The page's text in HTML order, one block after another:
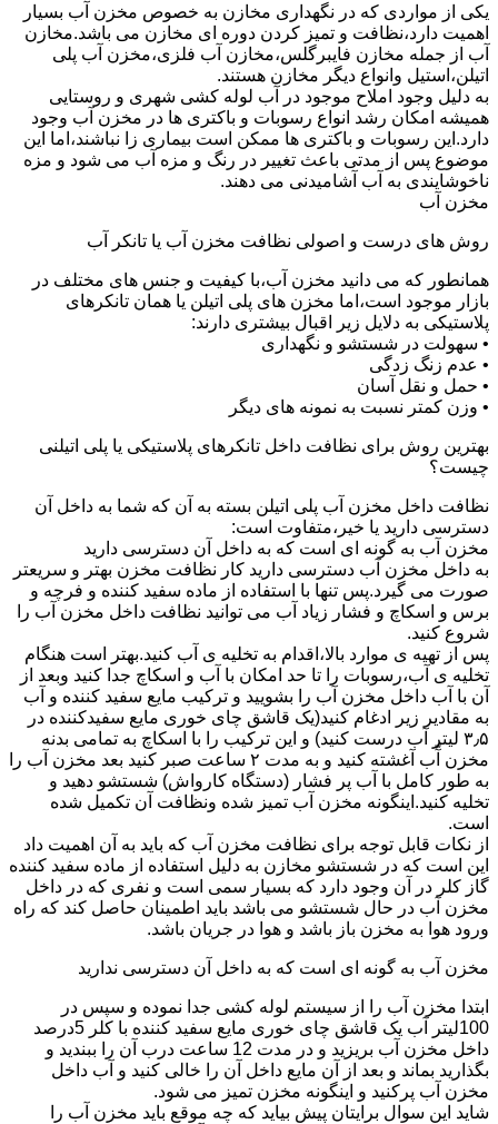
یکی از مواردی که در نگهداری مخازن به خصوص مخزن آب بسیار
اهمیت دارد،نظافت و تمیز کردن دوره ای مخازن می باشد.مخازن
آب از جمله مخازن فایبرگلس،مخازن آب فلزی،مخزن آب پلی
اتیلن،استیل وانواع دیگر مخازن هستند.
به دلیل وجود املاح موجود در آب لوله کشی شهری و روستایی
همیشه امکان رشد انواع رسوبات و باکتری ها در مخزن آب وجود
دارد.این رسوبات و باکتری ها ممکن است بیماری زا نباشند،اما این
موضوع پس از مدتی باعث تغییر در رنگ و مزه آب می شود و مزه
ناخوشایندی به آب آشامیدنی می دهند.
مخزن آب
روش های درست و اصولی نظافت مخزن آب یا تانکر آب
همانطور که می دانید مخزن آب،با کیفیت و جنس های مختلف در
بازار موجود است،اما مخزن های پلی اتیلن یا همان تانکرهای
پلاستیکی به دلایل زیر اقبال بیشتری دارند:
• سهولت در شستشو و نگهداری
• عدم زنگ زدگی
• حمل و نقل آسان
• وزن کمتر نسبت به نمونه های دیگر
بهترین روش برای نظافت داخل تانکرهای پلاستیکی یا پلی اتیلنی
چیست؟
نظافت داخل مخزن آب پلی اتیلن بسته به آن که شما به داخل آن
دسترسی دارید یا خیر،متفاوت است:
مخزن آب به گونه ای است که به داخل آن دسترسی دارید
به داخل مخزن آب دسترسی دارید کار نظافت مخزن بهتر و سریعتر
صورت می گیرد.پس تنها با استفاده از ماده سفید کننده و فرچه و
برس و اسکاچ و فشار زیاد آب می توانید نظافت داخل مخزن آب را
شروع کنید.
پس از تهیه ی موارد بالا،اقدام به تخلیه ی آب کنید.بهتر است هنگام
تخلیه ی آب،رسوبات را تا حد امکان با آب و اسکاچ جدا کنید وبعد از
آن با آب داخل مخزن آب را بشویید و ترکیب مایع سفید کننده و آب
به مقادیر زیر ادغام کنید(یک قاشق چای خوری مایع سفیدکننده در
۳٫۵ لیتر آب درست کنید) و این ترکیب را با اسکاچ به تمامی بدنه
مخزن آّب آغشته کنید و به مدت ۲ ساعت صبر کنید بعد مخزن آب را
به طور کامل با آب پر فشار (دستگاه کارواش) شستشو دهید و
تخلیه کنید.اینگونه مخزن آب تمیز شده ونظافت آن تکمیل شده
است.
از نکات قابل توجه برای نظافت مخزن آب که باید به آن اهمیت داد
این است که در شستشو مخازن به دلیل استفاده از ماده سفید کننده
گاز کلر در آن وجود دارد که بسیار سمی است و نفری که در داخل
مخزن آب در حال شستشو می باشد باید اطمینان حاصل کند که راه
ورود هوا به مخزن باز باشد و هوا در جریان باشد.
مخزن آب به گونه ای است که به داخل آن دسترسی ندارید
ابتدا مخزن آب را از سیستم لوله کشی جدا نموده و سپس در
100لیتر آب یک قاشق چای خوری مایع سفید کننده با کلر 5درصد
داخل مخزن آب بریزید و در مدت 12 ساعت درب آن را ببندید و
بگذارید بماند و بعد از آن مایع داخل آن را خالی کنید و آب داخل
مخزن آب پرکنید و اینگونه مخزن تمیز می شود.
شاید این سوال برایتان پیش بیاید که چه موقع باید مخزن آب را